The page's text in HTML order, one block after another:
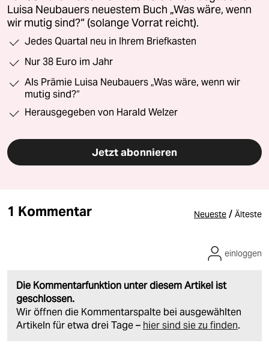
Luisa Neubauers neuestem Buch „Was wäre, wenn
wir mutig sind?“ (solange Vorrat reicht).
Jedes Quartal neu in Ihrem Briefkasten
Nur 38 Euro im Jahr
Als Prämie Luisa Neubauers „Was wäre, wenn wir
mutig sind?“
Herausgegeben von Harald Welzer
Jetzt abonnieren
1 Kommentar Neueste / Älteste
Die Kommentarfunktion unter diesem Artikel ist
geschlossen.
Wir öffnen die Kommentarspalte bei ausgewählten
Artikeln für etwa drei Tage – hier sind sie zu finden.
einloggen